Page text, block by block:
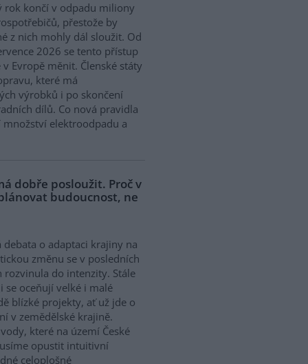
rok končí v odpadu miliony
přestože by
z nich mohly dál sloužit. Od
2026 se tento přístup
v Evropě měnit. Členské státy
které má
výrobků i po skončení
dílů. Co nová pravidla
elektroodpadu a
dobře posloužit. Proč v
budoucnost, ne
debata o adaptaci krajiny na
změnu se v posledních
rozvinula do intenzity. Stále
se oceňují velké i malé
blízké projekty, ať už jde o
v zemědělské krajině.
které na území České
opustit intuitivní
celoplošné